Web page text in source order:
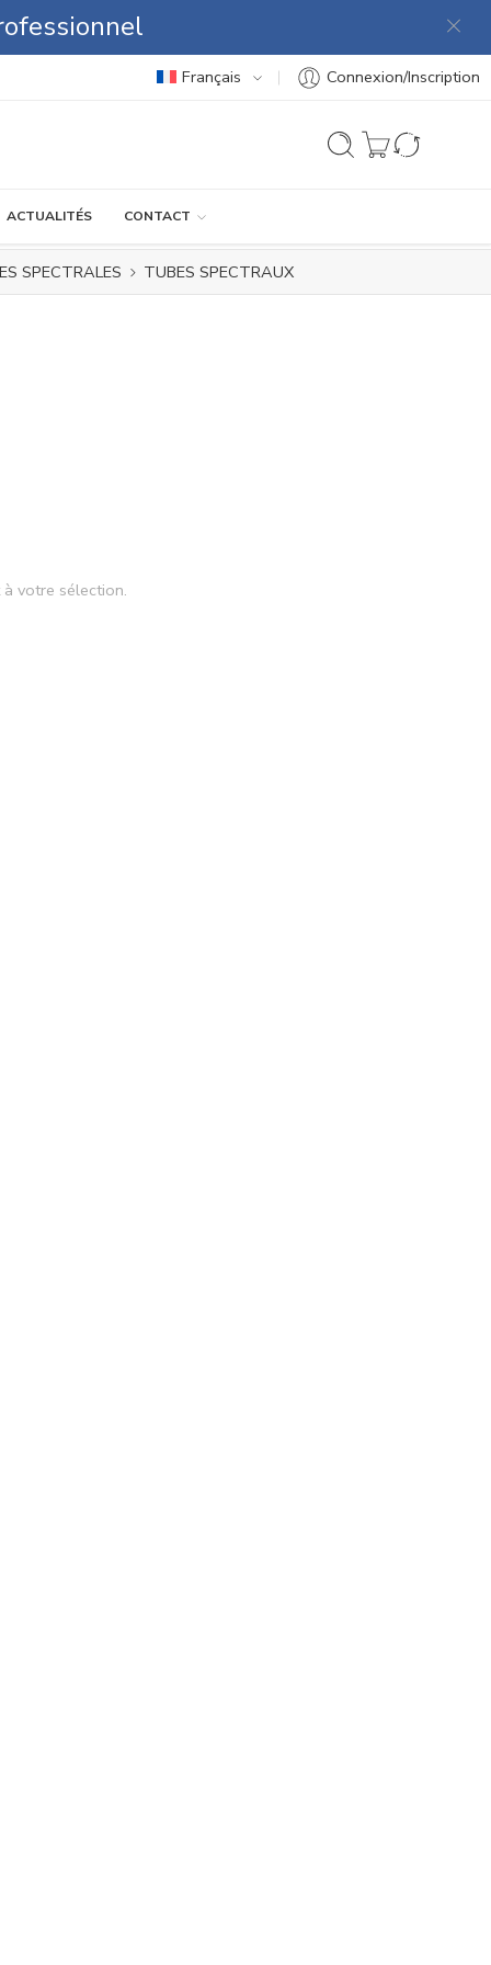
Français Connexion/Inscription
ACTUALITÉS CONTACT
SPECTRALES TUBES SPECTRAUX
votre sélection.